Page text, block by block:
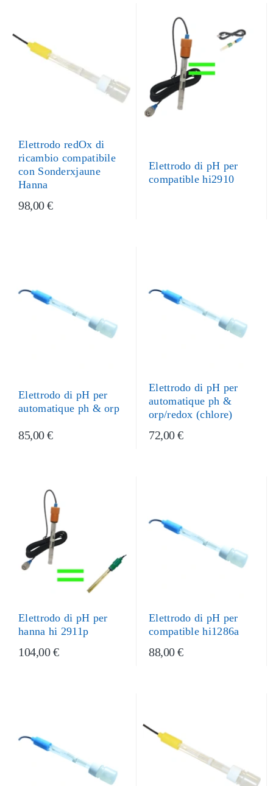
Elettrodo redOx di
ricambio compatibile
con Sonderxjaune
Hanna
98,00 €
Elettrodo di pH per
compatible hi2910
Elettrodo di pH per
automatique ph & orp
85,00 €
Elettrodo di pH per
automatique ph &
orp/redox (chlore)
72,00 €
Elettrodo di pH per
hanna hi 2911p
104,00 €
Elettrodo di pH per
compatible hi1286a
88,00 €